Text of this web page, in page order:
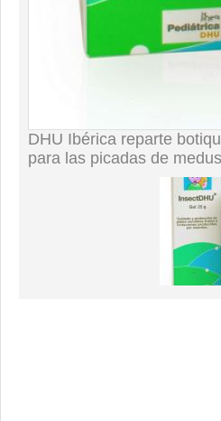
DHU Ibérica reparte
para las picadas de